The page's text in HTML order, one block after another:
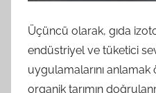
Üçüncü olarak, gıda
endüstriyel ve tüketici
uygulamalarını
organik tarımın